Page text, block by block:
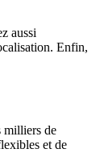
aussi
Enfin,
milliers de
et de